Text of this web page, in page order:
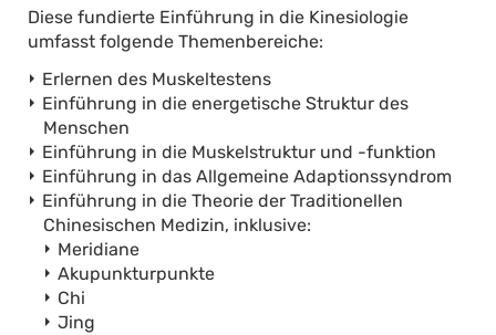
Diese fundierte Einführung in die Kinesiologie
umfasst folgende Themenbereiche:
Erlernen des Muskeltestens
Einführung in die energetische Struktur des
Menschen
Einführung in die Muskelstruktur und -funktion
Einführung in das Allgemeine Adaptionssyndrom
Einführung in die Theorie der Traditionellen
Chinesischen Medizin, inklusive:
Meridiane
Akupunkturpunkte
Chi
Jing